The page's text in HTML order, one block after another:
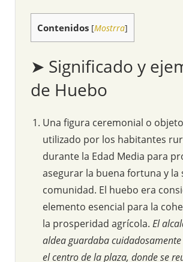
Contenidos [Mostrra]
➤ Significado y
de Huebo
Una figura ceremonial o
utilizado por los habitantes
durante la Edad Media para
asegurar la buena fortuna y la
comunidad. El huebo era
elemento esencial para la
la prosperidad agrícola. El
aldea guardaba
el centro de la plaza, donde se